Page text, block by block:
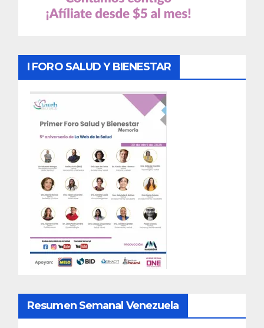
I FORO SALUD Y BIENESTAR
Resumen Semanal Venezuela